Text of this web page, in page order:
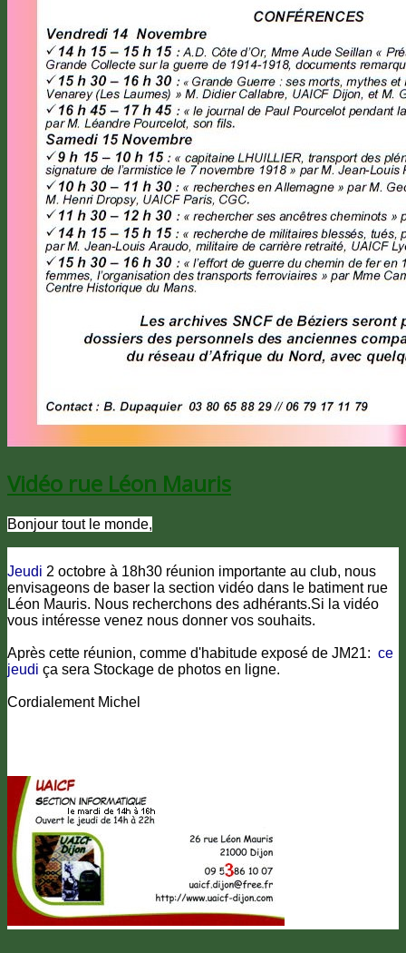
Vidéo rue Léon Mauris
Bonjour tout le monde,
Jeudi 2 octobre à 18h30 réunion importante au club, nous
envisageons de baser la section vidéo dans le batiment rue
Léon Mauris. Nous recherchons des adhérants.Si la vidéo
vous intéresse venez nous donner vos souhaits.
Après cette réunion, comme d'habitude exposé de JM21: ce
jeudi ça sera Stockage de photos en ligne.
Cordialement Michel